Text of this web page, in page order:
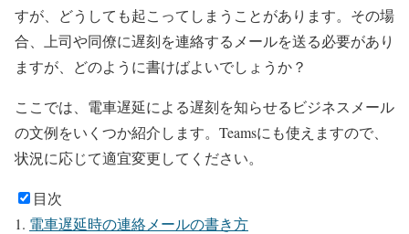
すが、どうしても起こってしまうことがあります。その場
合、上司や同僚に遅刻を連絡するメールを送る必要があり
ますが、どのように書けばよいでしょうか？
ここでは、電車遅延による遅刻を知らせるビジネスメール
の文例をいくつか紹介します。Teamsにも使えますので、
状況に応じて適宜変更してください。
目次
電車遅延時の連絡メールの書き方